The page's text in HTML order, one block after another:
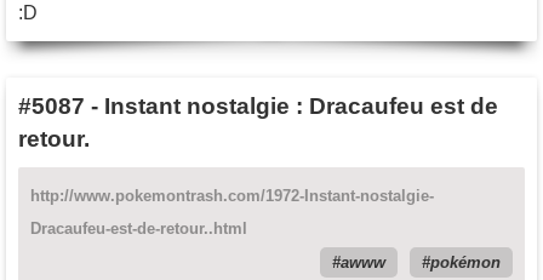
:D
#5087 - Instant nostalgie : Dracaufeu est de
retour.
http://www.pokemontrash.com/1972-Instant-nostalgie-
Dracaufeu-est-de-retour..html
awww
pokémon